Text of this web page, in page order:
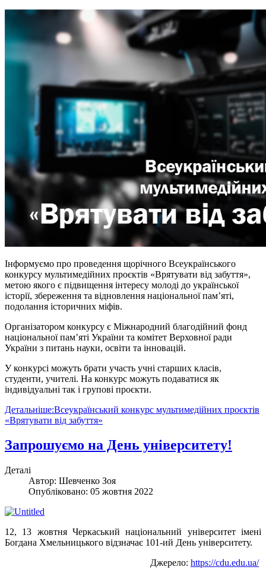
Інформуємо про проведення щорічного Всеукраїнського
конкурсу мультимедійних проєктів «Врятувати від забуття»,
метою якого є підвищення інтересу молоді до української
історії, збереження та відновлення національної пам’яті,
подолання історичних міфів.
Організатором конкурсу є Міжнародний благодійний фонд
національної пам’яті України та комітет Верховної ради
України з питань науки, освіти та інновацій.
У конкурсі можуть брати участь учні старших класів,
студенти, учителі. На конкурс можуть подаватися як
індивідуальні так і групові проєкти.
Детальніше:Всеукраїнський конкурс мультимедійних проєктів
«Врятувати від забуття»
Запрошуємо на День університету!
Деталі
Автор: Шевченко Зоя
Опубліковано: 05 жовтня 2022
12, 13 жовтня Черкаський національний університет імені
Богдана Хмельницького відзначає 101-ий День університету.
Джерело: https://cdu.edu.ua/